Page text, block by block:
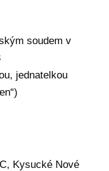
soudem v
jednatelkou
Kysucké Nové